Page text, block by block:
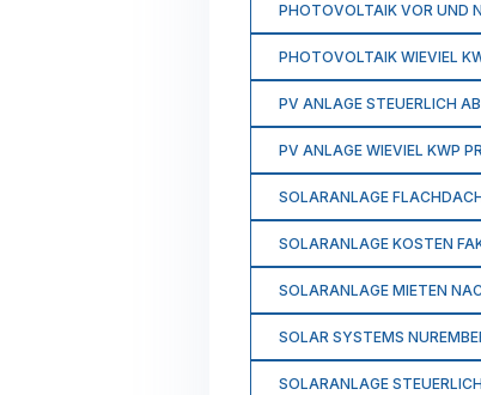
PHOTOVOLTAIK VOR UND
PHOTOVOLTAIK WIEVIEL
PV ANLAGE STEUERLICH
PV ANLAGE WIEVIEL KWP
SOLARANLAGE
SOLARANLAGE KOSTEN
SOLARANLAGE MIETEN
SOLAR SYSTEMS
SOLARANLAGE